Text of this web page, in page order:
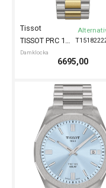
Tissot
Damklocka
6695,00